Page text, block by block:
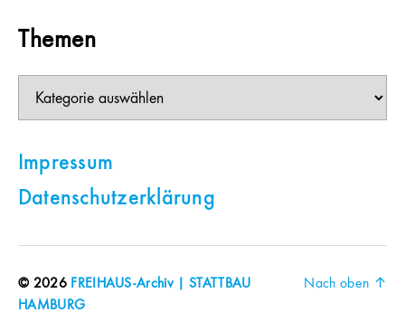
Themen
Impressum
Datenschutzerklärung
© 2026 FREIHAUS-Archiv | STATTBAU
HAMBURG
Nach oben ↑